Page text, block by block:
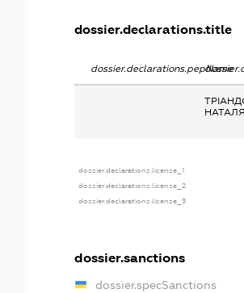
dossier.declarations.title
dossier.declarations.pepName
dossier.declarations.license_1
dossier.declarations.license_2
dossier.declarations.license_3
dossier.sanctions
dossier.specSanctions